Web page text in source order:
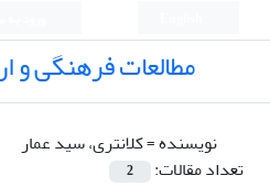
مطالعات فرهنگی و
نویسنده =کلانتری، سید عمار
تعداد مقالات:
2